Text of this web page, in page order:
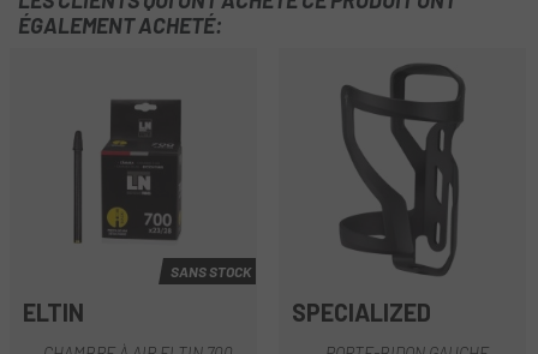
ÉGALEMENT ACHETÉ:
SANS STOCK
ELTIN SPECIALIZED